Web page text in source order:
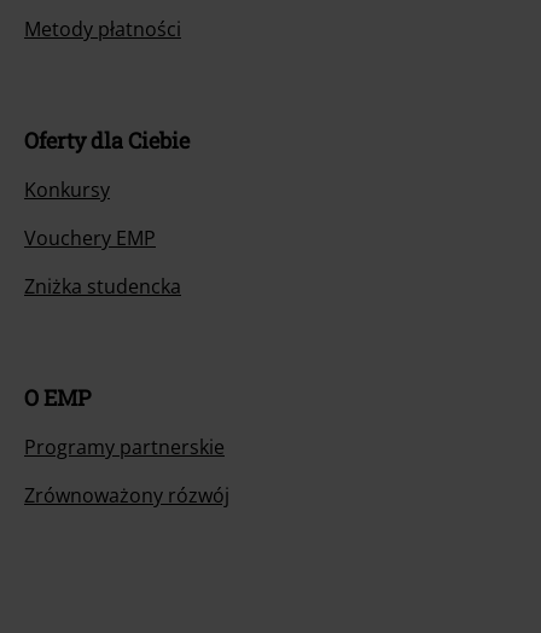
Metody płatności
Oferty dla Ciebie
Konkursy
Vouchery EMP
Zniżka studencka
O EMP
Programy partnerskie
Zrównoważony rózwój